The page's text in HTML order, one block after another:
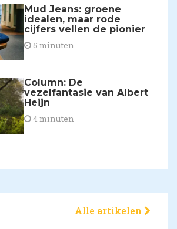
Mud Jeans: groene
idealen, maar rode
cijfers vellen de pionier
5 minuten
Column: De
vezelfantasie van Albert
Heijn
4 minuten
Alle artikelen